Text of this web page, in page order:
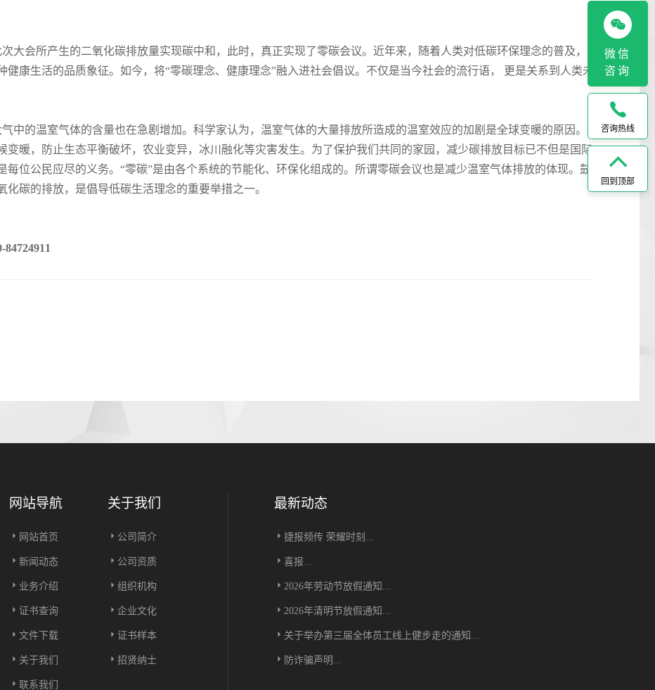
会所产生的二氧化碳排放量实现碳中和，此时，真正实现了零碳会议。近年来，随着人类对低碳环保理念的普及，
康生活的品质象征。如今，将“零碳理念、健康理念”融入进社会倡议。不仅是当今社会的流行语， 更是关系到人类未
的温室气体的含量也在急剧增加。科学家认为，温室气体的大量排放所造成的温室效应的加剧是全球变暖的原因。
变暖，防止生态平衡破坏，农业变异，冰川融化等灾害发生。为了保护我们共同的家园，减少碳排放目标已不但是国际
位公民应尽的义务。“零碳”是由各个系统的节能化、环保化组成的。所谓零碳会议也是减少温室气体排放的体现。鼓
碳的排放，是倡导低碳生活理念的重要举措之一。
网站导航
网站首页
新闻动态
业务介绍
证书查询
文件下载
关于我们
联系我们
关于我们
公司简介
公司资质
组织机构
企业文化
证书样本
招贤纳士
最新动态
捷报频传 荣耀时刻...
喜报...
2026年劳动节放假通知...
2026年清明节放假通知...
关于举办第三届全体员工线上健步走的通知...
防诈骗声明...
微信
咨询
咨询热线
回到顶部